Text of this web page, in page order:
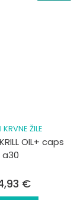
KRVNE ŽILE
OIL+ caps
a30
€